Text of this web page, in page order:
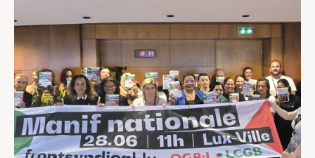
Développement professionnel
Devenir Membre
Actualités